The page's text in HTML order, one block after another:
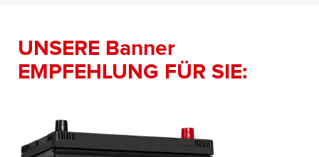
UNSERE Banner
EMPFEHLUNG FÜR SIE: